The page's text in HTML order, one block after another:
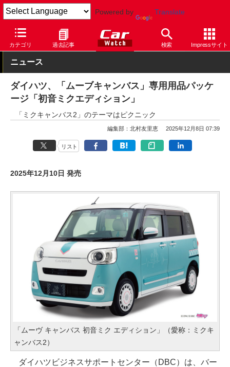
Powered by Translate
カテゴリ 過去記事 検索 Impressサイト
Car Watch 自動車 ダイハツ ムーヴ キャンバス
ニュース
ダイハツ、「ムーブキャンバス」専用用品パッケ
ージ「初音ミクエディション」
「ミクキャンバス2」のテーマはピクニック
編集部：北村友里恵 2025年12月8日 07:39
リスト
2025年12月10日 発売
「ムーヴ キャンバス 初音ミク エディション」（愛称：ミクキ
ャンバス2）
ダイハツビジネスサポートセンター（DBC）は、バー